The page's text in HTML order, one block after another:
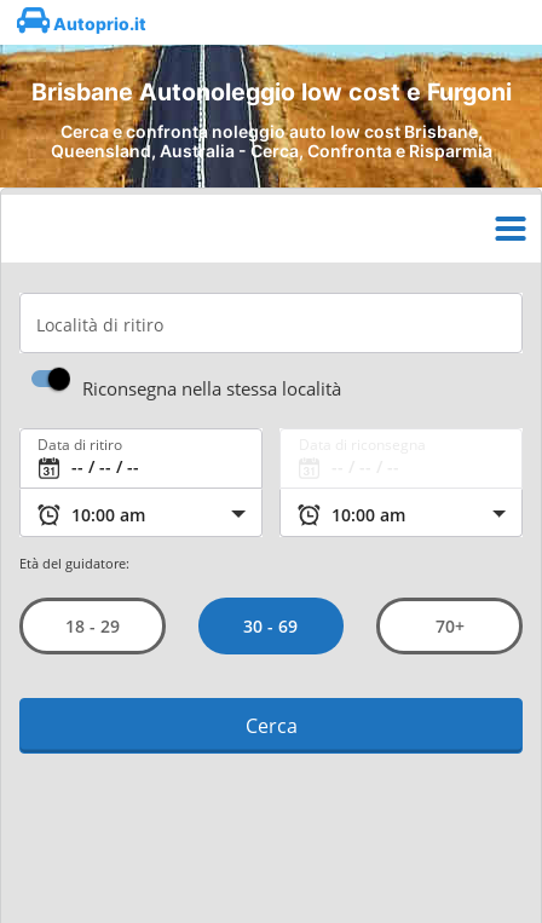
Autoprio.it
Brisbane Autonoleggio low cost e Furgoni
Cerca e confronta noleggio auto low cost Brisbane,
Queensland, Australia - Cerca, Confronta e Risparmia
Località di ritiro
Riconsegna nella stessa località
Data di ritiro
Età del guidatore:
18 - 29 30 - 69 70+
Cerca